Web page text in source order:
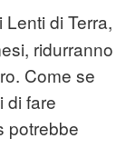
di Terra,
ridurranno
Come se
di fare
potrebbe